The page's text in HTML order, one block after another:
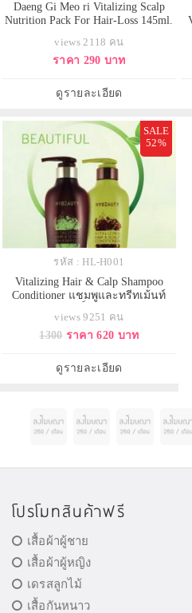
Daeng Gi Meo ri Vitalizing Scalp
Nutrition Pack For Hair-Loss 145ml.
กระตุ้นการเกิดใหม่ของเส้นผม อุดม
ไปด้วยส่วนผสมของสมุนไพรเกาหลี
และหนังศีรษะได้เป็นอย่างดี
views 2118 คน
ราคา 290 บาท
ดูรายละเอียด
SALE
52%
รหัส : HL-H001
Vitalizing Hair & Calp Shampoo
Conditioner แชมพูและทรีทเม้นท์
แชมพูและครีมนวดผม ในขั้นตอน
เดียว
views 9251 คน
1300 ราคา 620 บาท
ดูรายละเอียด
โปรโมทสินค้าฟรี
เสื้อผ้าผู้ชาย
เสื้อผ้าผู้หญิง
เดรสลูกไม้
เสื้อกันหนาว